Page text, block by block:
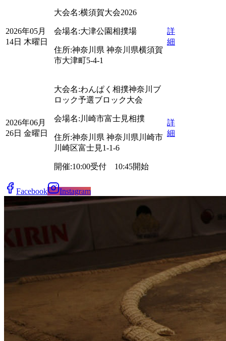
2026年05月
14日 木曜日
大会名:横須賀大会2026
会場名:大津公園相撲場
住所:神奈川県 神奈川県横須賀
市大津町5-4-1
詳
細
2026年06月
26日 金曜日
大会名:わんぱく相撲神奈川ブ
ロック予選ブロック大会
会場名: 川崎市富士見相撲
住所:神奈川県 神奈川県川崎市
川崎区富士見1-1-6
開催:10:00受付 10:45開始
詳
細
Facebook Instagram